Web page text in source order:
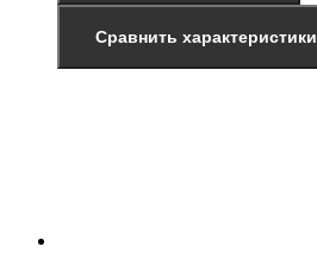
Сравнить характеристики